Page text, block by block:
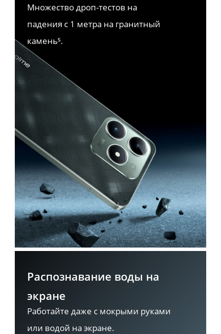
Распознавание воды на
экране
Работайте даже с мокрыми руками
или водой на экране.
Множество дроп-тестов на
падения с 1 метра на гранитный
камень⁵.